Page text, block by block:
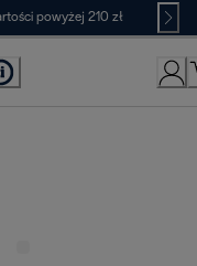
powyżej 210 zł